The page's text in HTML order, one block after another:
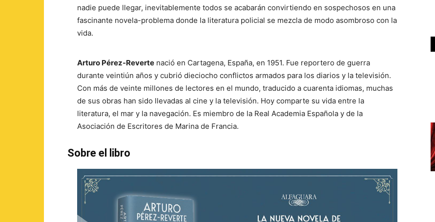
nadie puede llegar, inevitablemente todos se acabarán convirtiendo en sospechosos en una
fascinante novela-problema donde la literatura policial se mezcla de modo asombroso con la
vida.
Arturo Pérez-Reverte nació en Cartagena, España, en 1951. Fue reportero de guerra
durante veintiún años y cubrió dieciocho conflictos armados para los diarios y la televisión.
Con más de veinte millones de lectores en el mundo, traducido a cuarenta idiomas, muchas
de sus obras han sido llevadas al cine y la televisión. Hoy comparte su vida entre la
literatura, el mar y la navegación. Es miembro de la Real Academia Española y de la
Asociación de Escritores de Marina de Francia.
Sobre el libro